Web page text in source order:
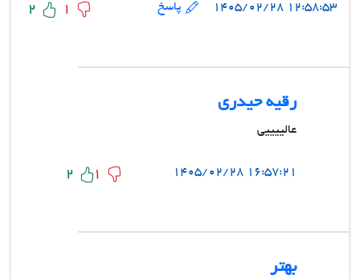
۱۲:۵۸:۵۳ ۱۴۰۵/۰۲/۲۸ پاسخ 2 1
رقیه حیدری
عالییییی
۱۶:۵۷:۲۱ ۱۴۰۵/۰۲/۲۸ 2 1
بهتر